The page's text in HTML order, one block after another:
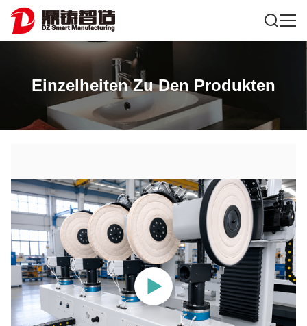
Einzelheiten Zu Den Produkten